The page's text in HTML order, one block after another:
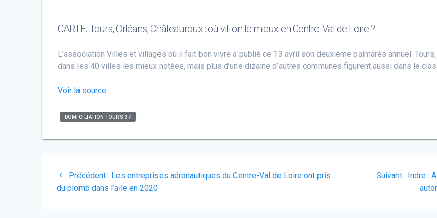
CARTE. Tours, Orléans, Châteauroux : où vit-on le mieux en Centre-Val de Loire ?
L’association Villes et villages où il fait bon vivre a publié ce 13 avril son deuxième palmarès annuel.
dans les 40 villes les mieux notées, mais plus d’une dizaine d’autres communes figurent aussi dans le
Voir la source
DOMICILIATION TOURS 37
Navigation
de
Précédent : Article
précédent
Les entreprises aéronautiques du Centre-Val de Loire ont pris
du plomb dans l’aile en 2020
Suivant : Article
suivant
Indre :